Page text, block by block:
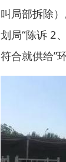
叫局部拆除
划局“陈诉 2
符合就供给”